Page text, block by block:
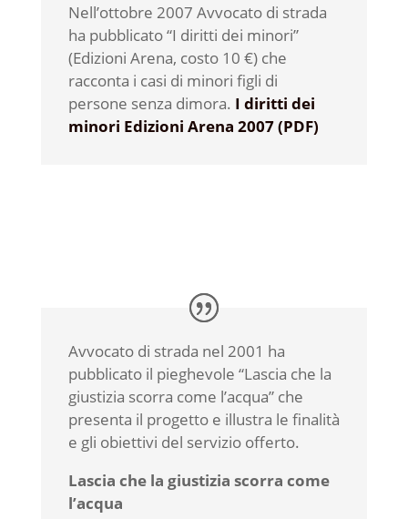
Nell’ottobre 2007 Avvocato di strada
ha pubblicato “I diritti dei minori”
(Edizioni Arena, costo 10 €) che
racconta i casi di minori figli di
persone senza dimora. I diritti dei
minori Edizioni Arena 2007 (PDF)
Avvocato di strada nel 2001 ha
pubblicato il pieghevole “Lascia che la
giustizia scorra come l’acqua” che
presenta il progetto e illustra le finalità
e gli obiettivi del servizio offerto.
Lascia che la giustizia scorra come
l’acqua